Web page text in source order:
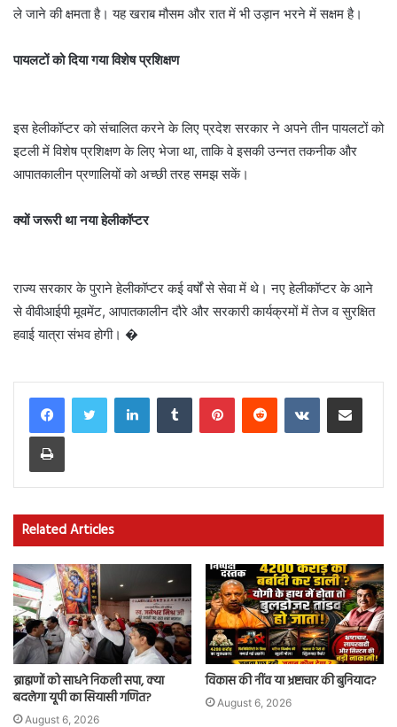
ले जाने की क्षमता है। यह खराब मौसम और रात में भी उड़ान भरने में सक्षम है।
पायलटों को दिया गया विशेष प्रशिक्षण
इस हेलीकॉप्टर को संचालित करने के लिए प्रदेश सरकार ने अपने तीन पायलटों को
इटली में विशेष प्रशिक्षण के लिए भेजा था, ताकि वे इसकी उन्नत तकनीक और
आपातकालीन प्रणालियों को अच्छी तरह समझ सकें।
क्यों जरूरी था नया हेलीकॉप्टर
राज्य सरकार के पुराने हेलीकॉप्टर कई वर्षों से सेवा में थे। नए हेलीकॉप्टर के आने
से वीवीआईपी मूवमेंट, आपातकालीन दौरे और सरकारी कार्यक्रमों में तेज व सुरक्षित
हवाई यात्रा संभव होगी। �
LinkedInTumblr PinterestReddit VKontakteShare via Email
Print
Related Articles
ब्राह्मणों को साधने निकली सपा, क्या
बदलेगा यूपी का सियासी गणित?
August 6, 2026
विकास की नींव या भ्रष्टाचार की बुनियाद?
August 6, 2026